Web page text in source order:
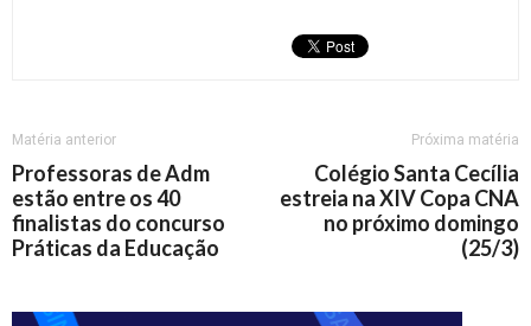
Matéria anterior
Professoras de Adm
estão entre os 40
finalistas do concurso
Práticas da Educação
Próxima matéria
Colégio Santa Cecília
estreia na XIV Copa CNA
no próximo domingo
(25/3)